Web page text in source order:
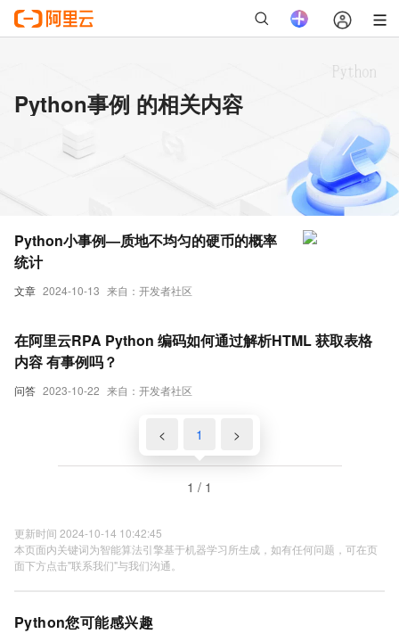
Python事例 的相关内容
文章 2024-10-13 来自：开发者社区
Python小事例—质地不均匀的硬币的概率
统计
问答 2023-10-22 来自：开发者社区
在阿里云RPA Python 编码如何通过解析HTML 获取表格
内容 有事例吗？
< 1 >
1 / 1
更新时间 2024-10-14 10:42:45
本页面内关键词为智能算法引擎基于机器学习所生成，如有任何问题，可在页
面下方点击"联系我们"与我们沟通。
Python您可能感兴趣